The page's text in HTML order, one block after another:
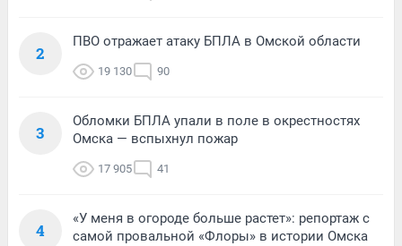
2
ПВО отражает атаку БПЛА в Омской области
19 130 90
3
Обломки БПЛА упали в поле в окрестностях
Омска — вспыхнул пожар
17 905 41
4
«У меня в огороде больше растет»: репортаж с
самой провальной «Флоры» в истории Омска